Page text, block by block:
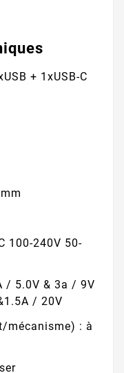
+ 1xUSB-C
100-240V 50-
/ 5.0V & 3a / 9V
/ 20V
mécanisme) : à